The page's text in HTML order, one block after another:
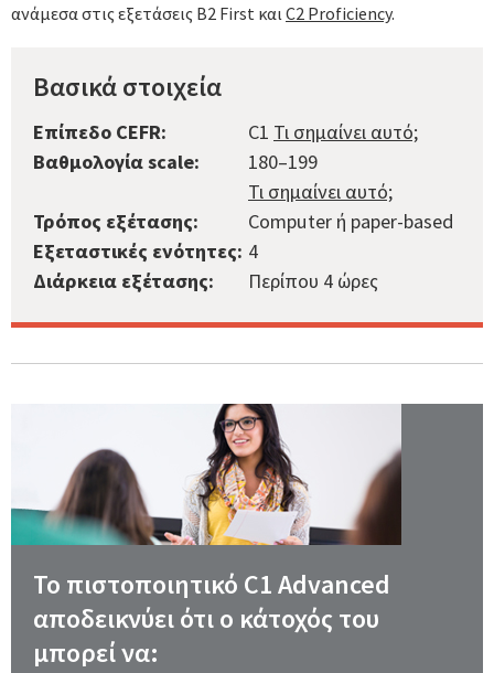
ανάμεσα στις εξετάσεις B2 First και C2 Proficiency.
Βασικά στοιχεία
Επίπεδο CEFR: C1 Τι σημαίνει αυτό;
Βαθμολογία scale:
180–199
Τι σημαίνει αυτό;
Τρόπος εξέτασης:
Computer ή paper-based
Εξεταστικές ενότητες: 4
Διάρκεια εξέτασης:
Περίπου 4 ώρες
Το πιστοποιητικό C1 Advanced
αποδεικνύει ότι ο κάτοχός του
μπορεί να: